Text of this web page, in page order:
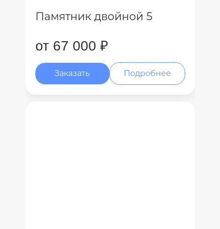
Памятник двойной 5
от 67 000 ₽
Заказать Подробнее